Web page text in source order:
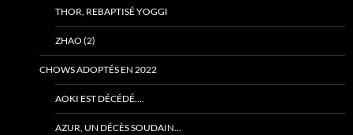
THOR, REBAPTISÉ YOGGI
ZHAO (2)
CHOWS ADOPTÉS EN 2022
AOKI EST DÉCÉDÉ….
AZUR, UN DÉCÈS SOUDAIN…